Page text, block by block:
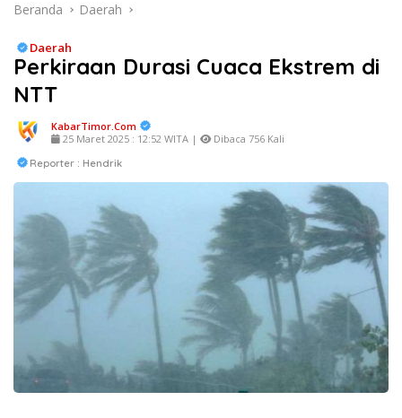
Beranda Daerah
Daerah
Perkiraan Durasi Cuaca Ekstrem di
NTT
KabarTimor.com
25 Maret 2025 : 12:52 WITA |
Dibaca 756 Kali
Reporter : Hendrik